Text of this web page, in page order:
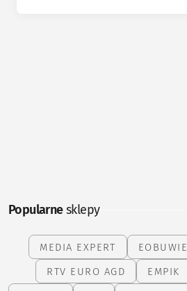
Popularnesklepy
MEDIA EXPERT EOBUWIE
RTV EURO AGD
EMPIK